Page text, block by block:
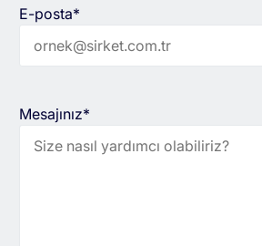
E-posta*
Mesajınız*